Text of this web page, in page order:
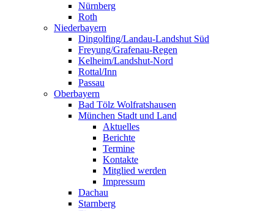
Nürnberg
Roth
Niederbayern
Dingolfing/Landau-Landshut Süd
Freyung/Grafenau-Regen
Kelheim/Landshut-Nord
Rottal/Inn
Passau
Oberbayern
Bad Tölz Wolfratshausen
München Stadt und Land
Aktuelles
Berichte
Termine
Kontakte
Mitglied werden
Impressum
Dachau
Starnberg